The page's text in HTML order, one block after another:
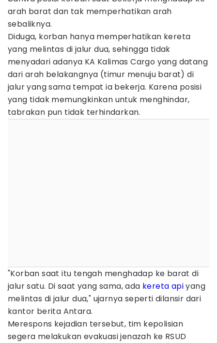
arah barat dan tak memperhatikan arah
sebaliknya.
Diduga, korban hanya memperhatikan kereta
yang melintas di jalur dua, sehingga tidak
menyadari adanya KA Kalimas Cargo yang datang
dari arah belakangnya (timur menuju barat) di
jalur yang sama tempat ia bekerja. Karena posisi
yang tidak memungkinkan untuk menghindar,
tabrakan pun tidak terhindarkan.
"Korban saat itu tengah menghadap ke barat di
jalur satu. Di saat yang sama, ada kereta apiyang
melintas di jalur dua," ujarnya seperti dilansir dari
kantor berita Antara.
Merespons kejadian tersebut, tim kepolisian
segera melakukan evakuasi jenazah ke RSUD